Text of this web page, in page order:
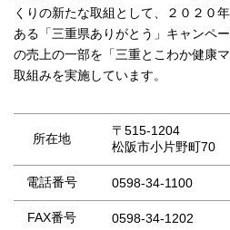
くりの新たな取組として、２０２０
ある「三重県ありがとう」キャンペ
の売上の一部を「三重とこわか健康
取組みを実施しています。
所在地
〒515-1204
松阪市小片野町70
電話番号 0598-34-1100
FAX番号 0598-34-1202